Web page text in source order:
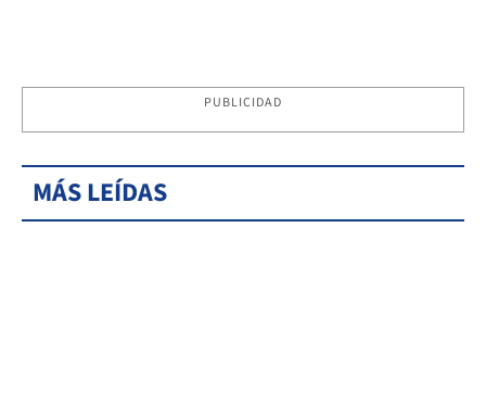
PUBLICIDAD
MÁS LEÍDAS